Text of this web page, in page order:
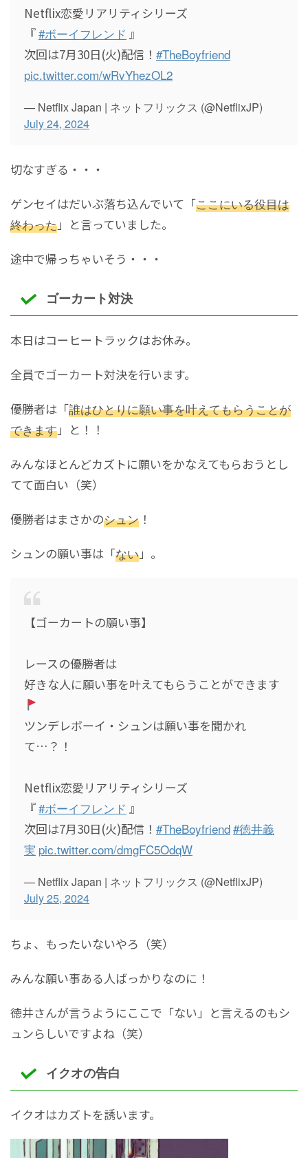
Netflix恋愛リアリティシリーズ
『#ボーイフレンド 』
次回は7月30日(火)配信！ #TheBoyfriend
pic.twitter.com/wRvYhezOL2
— Netflix Japan | ネットフリックス (@NetflixJP)
July 24, 2024
切なすぎる・・・
ゲンセイはだいぶ落ち込んでいて「ここにいる役目は
終わった」と言っていました。
途中で帰っちゃいそう・・・
ゴーカート対決
本日はコーヒートラックはお休み。
全員でゴーカート対決を行います。
優勝者は「誰はひとりに願い事を叶えてもらうことが
できます」と！！
みんなほとんどカズトに願いをかなえてもらおうとし
てて面白い（笑）
優勝者はまさかのシュン ！
シュンの願い事は「ない」。
【ゴーカートの願い事】
レースの優勝者は
好きな人に願い事を叶えてもらうことができます
ツンデレボーイ・シュンは願い事を聞かれ
て…？！
Netflix恋愛リアリティシリーズ
『#ボーイフレンド 』
次回は7月30日(火)配信！ #TheBoyfriend#徳井義
実 pic.twitter.com/dmgFC5OdqW
— Netflix Japan | ネットフリックス (@NetflixJP)
July 25, 2024
ちょ、もったいないやろ（笑）
みんな願い事ある人ばっかりなのに！
徳井さんが言うようにここで「ない」と言えるのもシ
ュンらしいですよね（笑）
イクオの告白
イクオはカズトを誘います。